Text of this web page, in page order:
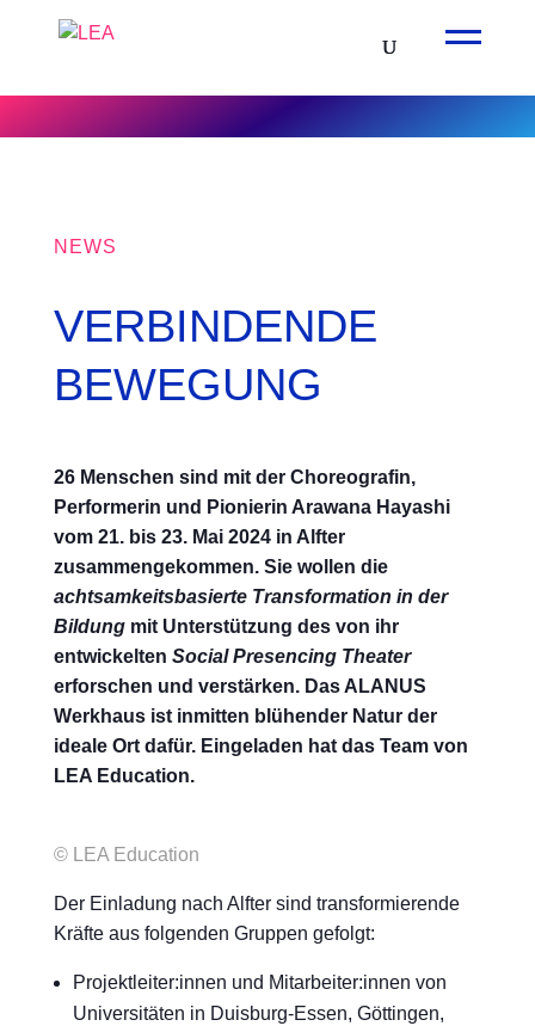
NEWS
VERBINDENDE
BEWEGUNG
26 Menschen sind mit der Choreografin,
Performerin und Pionierin Arawana Hayashi
vom 21. bis 23. Mai 2024 in Alfter
zusammengekommen. Sie wollen die
achtsamkeitsbasierte Transformation in der
Bildungmit Unterstützung des von ihr
entwickelten Social Presencing Theater
erforschen und verstärken. Das ALANUS
Werkhaus ist inmitten blühender Natur der
ideale Ort dafür. Eingeladen hat das Team von
LEA Education.
© LEA Education
Der Einladung nach Alfter sind transformierende
Kräfte aus folgenden Gruppen gefolgt:
Projektleiter:innen und Mitarbeiter:innen von
Universitäten in Duisburg-Essen, Göttingen,